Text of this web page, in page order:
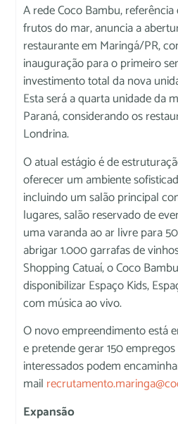
A rede Coco Bambu,
frutos do mar, anuncia a
restaurante em Maringá/PR,
inauguração para o primeiro
investimento total da nova
Esta será a quarta unidade da
Paraná, considerando os
Londrina.
O atual estágio é de
oferecer um ambiente
incluindo um salão principal
lugares, salão reservado de
uma varanda ao ar livre para
abrigar 1.000 garrafas de
Shopping Catuaí, o Coco
disponibilizar Espaço Kids,
com música ao vivo.
O novo empreendimento está
e pretende gerar 150
interessados podem
mail
Expansão